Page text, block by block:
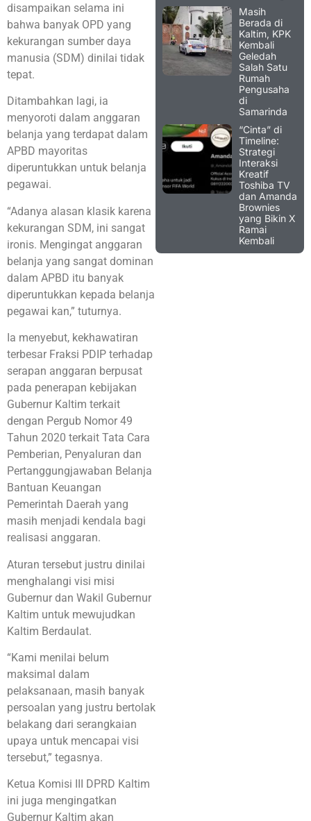
disampaikan selama ini
bahwa banyak OPD yang
kekurangan sumber daya
manusia (SDM) dinilai tidak
tepat.
Ditambahkan lagi, ia
menyoroti dalam anggaran
belanja yang terdapat dalam
APBD mayoritas
diperuntukkan untuk belanja
pegawai.
“Adanya alasan klasik karena
kekurangan SDM, ini sangat
ironis. Mengingat anggaran
belanja yang sangat dominan
dalam APBD itu banyak
diperuntukkan kepada belanja
pegawai kan,” tuturnya.
Ia menyebut, kekhawatiran
terbesar Fraksi PDIP terhadap
serapan anggaran berpusat
pada penerapan kebijakan
Gubernur Kaltim terkait
dengan Pergub Nomor 49
Tahun 2020 terkait Tata Cara
Pemberian, Penyaluran dan
Pertanggungjawaban Belanja
Bantuan Keuangan
Pemerintah Daerah yang
masih menjadi kendala bagi
realisasi anggaran.
Aturan tersebut justru dinilai
menghalangi visi misi
Gubernur dan Wakil Gubernur
Kaltim untuk mewujudkan
Kaltim Berdaulat.
“Kami menilai belum
maksimal dalam
pelaksanaan, masih banyak
persoalan yang justru bertolak
belakang dari serangkaian
upaya untuk mencapai visi
tersebut,” tegasnya.
Ketua Komisi III DPRD Kaltim
ini juga mengingatkan
Gubernur Kaltim akan
Masih
Berada di
Kaltim, KPK
Kembali
Geledah
Salah Satu
Rumah
Pengusaha
di
Samarinda
“Cinta” di
Timeline:
Strategi
Interaksi
Kreatif
Toshiba TV
dan Amanda
Brownies
yang Bikin X
Ramai
Kembali